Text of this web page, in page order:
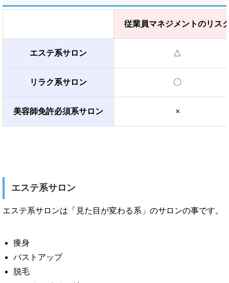
従業員マネジメントのリス
エステ系サロン △
リラク系サロン 〇
美容師免許必須系サロン ×
エステ系サロン
エステ系サロンは「見た目が変わる系」のサロンの事です。
痩身
バストアップ
脱毛